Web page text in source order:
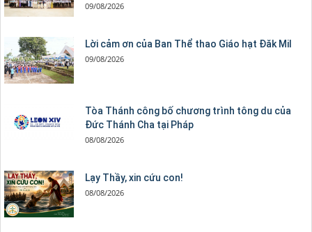
09/08/2026
Lời cảm ơn của Ban Thể thao Giáo hạt Đăk Mil
09/08/2026
Tòa Thánh công bố chương trình tông du của
Đức Thánh Cha tại Pháp
08/08/2026
Lạy Thầy, xin cứu con!
08/08/2026